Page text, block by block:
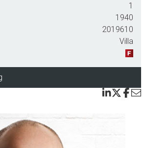
centralt i Svendborg er af den meget eftertragtede slags,
turen til byens mange gode indkøbsmuligheder, spisesteder
til fods inden for få minutter.
til en fremvisning, så I kan opleve både bolig og
1
1940
2019610
Villa